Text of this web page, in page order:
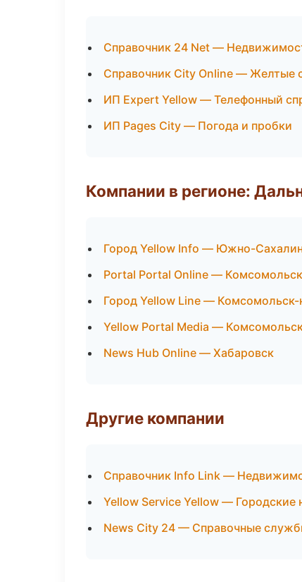
Справочник 24 Net —
Справочник City Online — Желтые
ИП Expert Yellow — Телефонный
ИП Pages City — Погода и пробки
Компании в регионе:
Город Yellow Info — Южно-
Portal Portal Online —
Город Yellow Line —
Yellow Portal Media —
News Hub Online — Хабаровск
Другие компании
Справочник Info Link —
Yellow Service Yellow — Городские
News City 24 — Справочные